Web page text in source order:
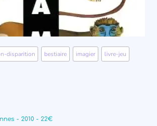
disparition bestiaire imagier livre-jeu
- 2010 - 22€